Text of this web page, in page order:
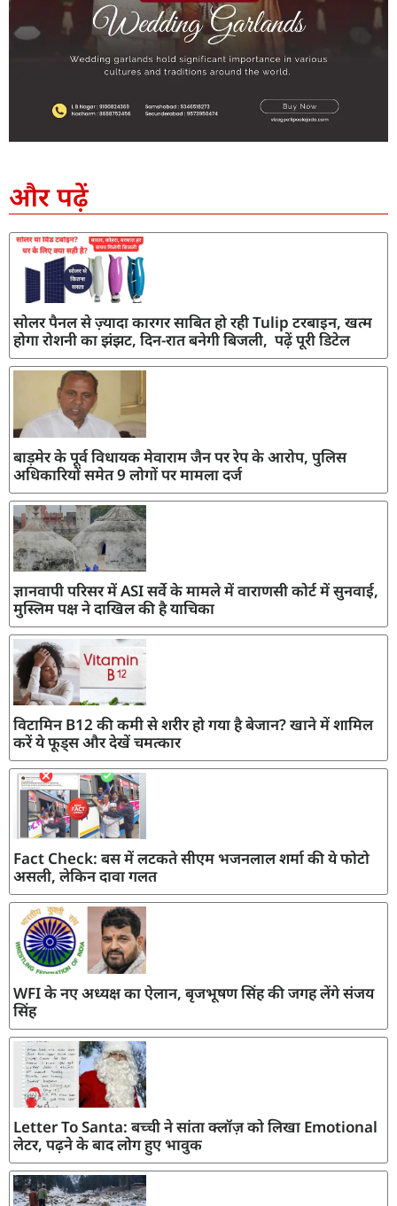
और पढ़ें
सोलर पैनल से ज़्यादा कारगर साबित हो रही Tulip टरबाइन, खत्म
होगा रोशनी का झंझट, दिन-रात बनेगी बिजली, पढ़ें पूरी डिटेल
बाड़मेर के पूर्व विधायक मेवाराम जैन पर रेप के आरोप, पुलिस
अधिकारियों समेत 9 लोगों पर मामला दर्ज
ज्ञानवापी परिसर में ASI सर्वे के मामले में वाराणसी कोर्ट में सुनवाई,
मुस्लिम पक्ष ने दाखिल की है याचिका
विटामिन B12 की कमी से शरीर हो गया है बेजान? खाने में शामिल
करें ये फूड्स और देखें चमत्कार
Fact Check: बस में लटकते सीएम भजनलाल शर्मा की ये फोटो
असली, लेकिन दावा गलत
WFI के नए अध्यक्ष का ऐलान, बृजभूषण सिंह की जगह लेंगे संजय
सिंह
Letter To Santa: बच्ची ने सांता क्लॉज़ को लिखा Emotional
लेटर, पढ़ने के बाद लोग हुए भावुक